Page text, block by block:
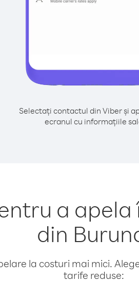
Selectați contactul din Viber și
ecranul cu informațiile
a apela
din
la costuri mai mici.
tarife reduse: